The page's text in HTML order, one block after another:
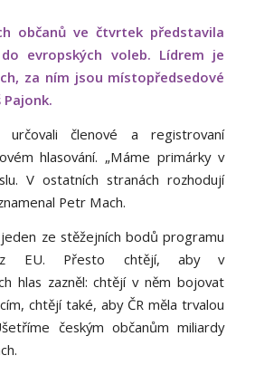
občanů ve čtvrtek představila
evropských voleb. Lídrem je
za ním jsou místopředsedové
Pajonk.
určovali členové a registrovaní
hlasování. „Máme primárky v
V ostatních stranách rozhodují
Petr Mach.
ze stěžejních bodů programu
z EU. Přesto chtějí, aby v
hlas zazněl: chtějí v něm bojovat
chtějí také, aby ČR měla trvalou
českým občanům miliardy